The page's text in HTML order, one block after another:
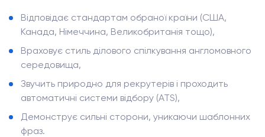
Відповідає стандартам обраної країни (США,
Канада, Німеччина, Великобританія тощо),
Враховує стиль ділового спілкування англомовного
середовища,
Звучить природно для рекрутерів і проходить
автоматичні системи відбору (ATS),
Демонструє сильні сторони, уникаючи шаблонних
фраз.